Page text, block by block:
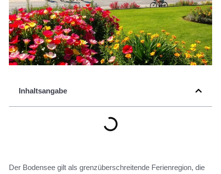
Inhaltsangabe
Der Bodensee gilt als grenzüberschreitende Ferienregion, die